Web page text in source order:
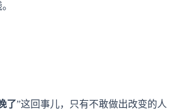
了”这回事儿，只有不敢做出改变的人